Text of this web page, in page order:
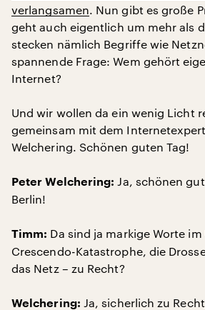
verlangsamen. Nun gibt es große
geht auch eigentlich um mehr als
stecken nämlich Begriffe wie
spannende Frage: Wem gehört
Internet?
Und wir wollen da ein wenig Licht
gemeinsam mit dem
Welchering. Schönen guten Tag!
Peter Welchering: Ja, schönen
Berlin!
Timm: Da sind ja markige Worte
Crescendo-Katastrophe, die
das Netz – zu Recht?
Welchering: Ja, sicherlich zu